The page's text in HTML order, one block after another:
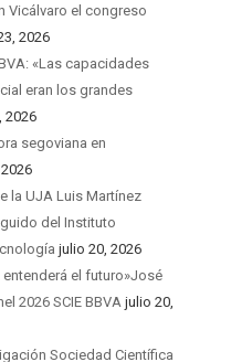
Vicálvaro el congreso
2026
«Las capacidades
eran los grandes
2026
segoviana en
la UJA Luis Martínez
del Instituto
julio 20, 2026
el futuro»José
2026 SCIE BBVA julio 20,
Sociedad Científica